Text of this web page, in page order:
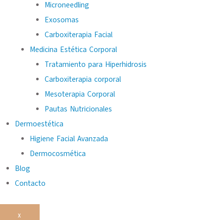
Microneedling
Exosomas
Carboxiterapia Facial
Medicina Estética Corporal
Tratamiento para Hiperhidrosis
Carboxiterapia corporal
Mesoterapia Corporal
Pautas Nutricionales
Dermoestética
Higiene Facial Avanzada
Dermocosmética
Blog
Contacto
X